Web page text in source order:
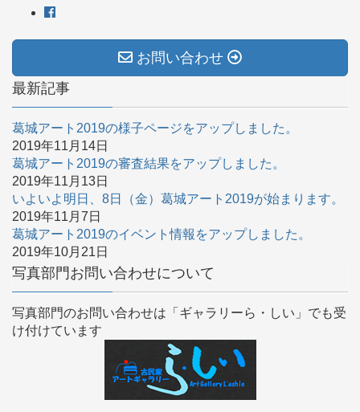
お問い合わせ
最新記事
葛城アート2019の様子ページをアップしました。
2019年11月14日
葛城アート2019の審査結果をアップしました。
2019年11月13日
いよいよ明日、8日（金）葛城アート2019が始まります。
2019年11月7日
葛城アート2019のイベント情報をアップしました。
2019年10月21日
写真部門お問い合わせについて
写真部門のお問い合わせは「ギャラリーら・しい」でも受
け付けています